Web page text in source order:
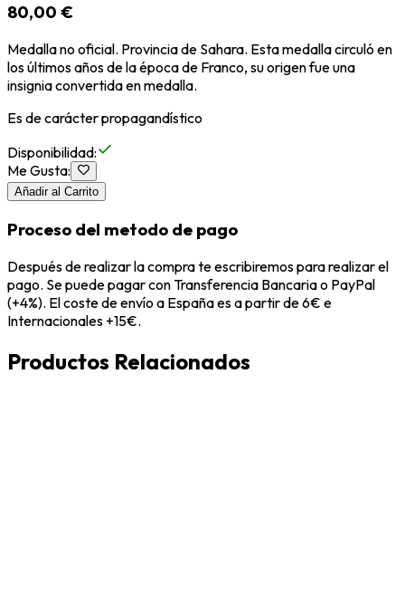
80,00 €
Medalla no oficial. Provincia de Sahara. Esta medalla circuló en
los últimos años de la época de Franco, su origen fue una
insignia convertida en medalla.
Es de carácter propagandístico
Disponibilidad:
Me Gusta:
Añadir al Carrito
Proceso del metodo de pago
Después de realizar la compra te escribiremos para realizar el
pago. Se puede pagar con Transferencia Bancaria o PayPal
(+4%). El coste de envío a España es a partir de 6€ e
Internacionales +15€.
Productos Relacionados